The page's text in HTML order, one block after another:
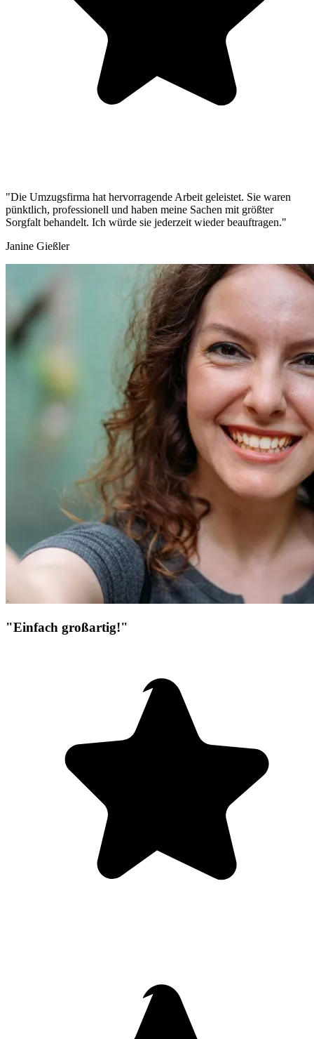
"Die Umzugsfirma hat hervorragende Arbeit geleistet. Sie waren
pünktlich, professionell und haben meine Sachen mit größter
Sorgfalt behandelt. Ich würde sie jederzeit wieder beauftragen."
Janine Gießler
"Einfach großartig!"